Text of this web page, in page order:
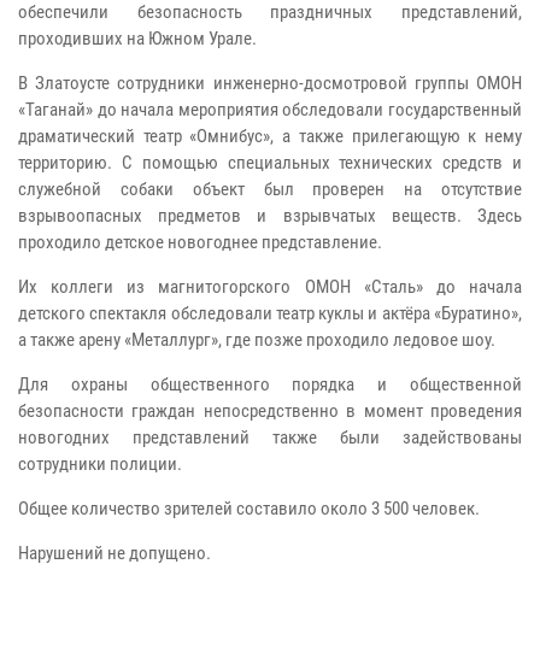
обеспечили безопасность праздничных представлений,
проходивших на Южном Урале.
В Златоусте сотрудники инженерно-досмотровой группы ОМОН
«Таганай» до начала мероприятия обследовали государственный
драматический театр «Омнибус», а также прилегающую к нему
территорию. С помощью специальных технических средств и
служебной собаки объект был проверен на отсутствие
взрывоопасных предметов и взрывчатых веществ. Здесь
проходило детское новогоднее представление.
Их коллеги из магнитогорского ОМОН «Сталь» до начала
детского спектакля обследовали театр куклы и актёра «Буратино»,
а также арену «Металлург», где позже проходило ледовое шоу.
Для охраны общественного порядка и общественной
безопасности граждан непосредственно в момент проведения
новогодних представлений также были задействованы
сотрудники полиции.
Общее количество зрителей составило около 3 500 человек.
Нарушений не допущено.